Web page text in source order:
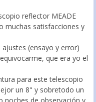
reflector MEADE
muchas satisfacciones y
ajustes (ensayo y error)
que era yo el
para este telescopio
un 8" y sobretodo un